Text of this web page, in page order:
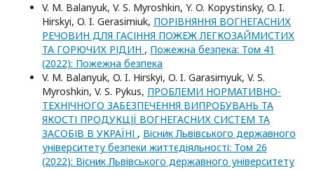
V. M. Balanyuk, V. S. Myroshkin, Y. O. Kopystinsky, O. I.
Hirskyi, O. I. Gerasimiuk, ПОРІВНЯННЯ ВОГНЕГАСНИХ
РЕЧОВИН ДЛЯ ГАСІННЯ ПОЖЕЖ ЛЕГКОЗАЙМИСТИХ
ТА ГОРЮЧИХ РІДИН , Пожежна безпека: Том 41
(2022): Пожежна безпека
V. M. Balanyuk, O. I. Нirskyi, O. I. Garasimyuk, V. S.
Myroshkin, V. S. Pykus, ПРОБЛЕМИ НОРМАТИВНО-
ТЕХНІЧНОГО ЗАБЕЗПЕЧЕННЯ ВИПРОБУВАНЬ ТА
ЯКОСТІ ПРОДУКЦІЇ ВОГНЕГАСНИХ СИСТЕМ ТА
ЗАСОБІВ В УКРАЇНІ , Вісник Львівського державного
університету безпеки життєдіяльності: Том 26
(2022): Вісник Львівського державного університету